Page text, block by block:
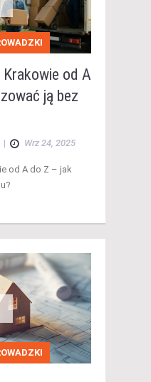
od A
ją bez
| Wrz 24, 2025
od A do Z – jak